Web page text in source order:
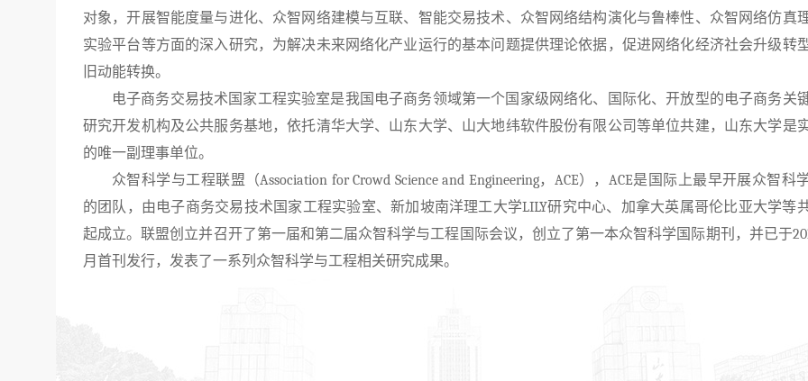
对象，开展智能度量与进化、众智网络建模与互联、智能交易技术、众智网络结构演化与鲁棒性、众智网络仿真
实验平台等方面的深入研究，为解决未来网络化产业运行的基本问题提供理论依据，促进网络化经济社会升级转
旧动能转换。
电子商务交易技术国家工程实验室是我国电子商务领域第一个国家级网络化、国际化、开放型的电子商务关
研究开发机构及公共服务基地，依托清华大学、山东大学、山大地纬软件股份有限公司等单位共建，山东大学是
的唯一副理事单位。
众智科学与工程联盟（Association for Crowd Science and Engineering， ACE）， ACE是国际上最早开展众智科
的团队，由电子商务交易技术国家工程实验室、新加坡南洋理工大学LILY研究中心、加拿大英属哥伦比亚大学等
起成立。联盟创立并召开了第一届和第二届众智科学与工程国际会议，创立了第一本众智科学国际期刊，并已于
月首刊发行，发表了一系列众智科学与工程相关研究成果。